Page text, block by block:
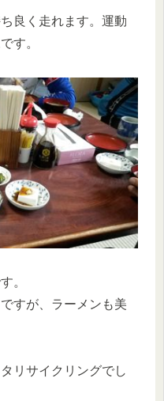
良く走れます。運動
す。
。
すが、ラーメンも美
リサイクリングでし